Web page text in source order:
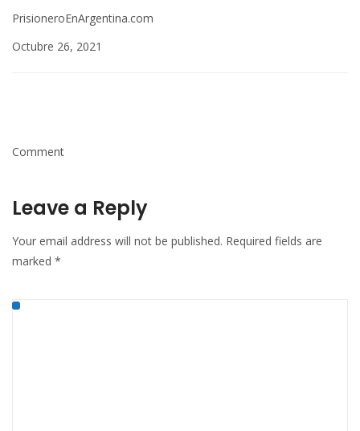
PrisioneroEnArgentina.com
Octubre 26, 2021
Comment
Leave a Reply
Your email address will not be published. Required fields are
marked *